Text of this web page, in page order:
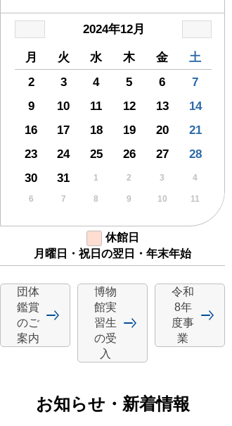
2024年12月
月
火 水 木 金
土
2
3 4 5 6
7
9
10 11 12 13
14
16
17 18 19 20
21
23
24 25 26 27
28
30
31 1 2 3 4
6 7 8 9 10 11
休館日
月曜日・祝日の翌日・年末年始
団体
鑑賞
のご
案内
博物
館実
習生
の受
入
令和
8年
度事
業
お知らせ・新着情報